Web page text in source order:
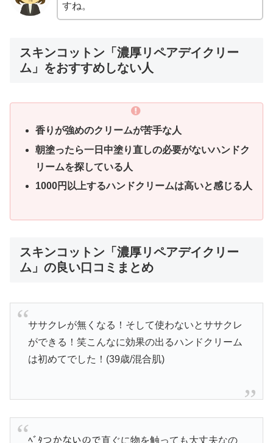
すね。
スキンコットン「濃厚リペアデイクリー
ム」をおすすめしない人
香りが強めのクリームが苦手な人
朝塗ったら一日中塗り直しの必要がないハンドク
リームを探している人
1000円以上するハンドクリームは高いと感じる人
スキンコットン「濃厚リペアデイクリー
ム」の良い口コミまとめ
ササクレが無くなる！そして使わないとササクレ
ができる！笑こんなに効果の出るハンドクリーム
は初めてでした！(39歳/混合肌)
ﾍﾞﾀつかないので直ぐに物を触っても大丈夫なの